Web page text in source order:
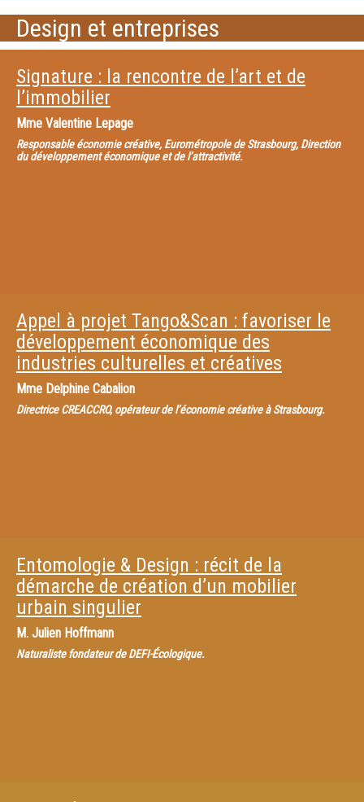
Design et entreprises
Signature : la rencontre de l’art et de
l’immobilier
Mme Valentine Lepage
Responsable économie créative, Eurométropole de Strasbourg, Direction
du développement économique et de l’attractivité.
Appel à projet Tango&Scan : favoriser le
développement économique des
industries culturelles et créatives
Mme Delphine Cabalion
Directrice CREACCRO, opérateur de l’économie créative à Strasbourg.
Entomologie & Design : récit de la
démarche de création d’un mobilier
urbain singulier
M. Julien Hoffmann
Naturaliste fondateur de DEFI-Écologique.